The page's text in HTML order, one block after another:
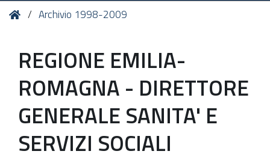
Tu HomeArchivio 1998-2009
REGIONE EMILIA-
ROMAGNA - DIRETTORE
GENERALE SANITA' E
SERVIZI SOCIALI